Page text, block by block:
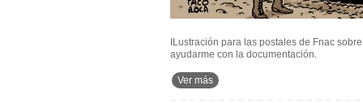
ILustración para las postales de Fnac
ayudarme con la documentación.
Ver más